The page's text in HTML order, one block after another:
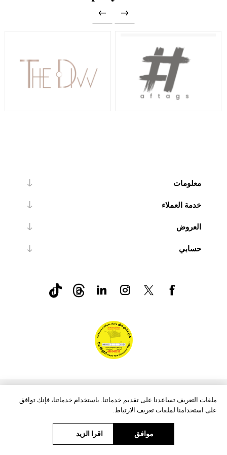
معلومات
خدمة العملاء
العروض
حسابي
Powered by
nopCommerce
حقوق الطبع والنشر © 2026 Aftags. جميع الحقوق محفوظة.
ملفات التعريف تساعدنا على تقديم خدماتنا. باستخدام خدماتنا، فإنك توافق
على استخدامنا لملفات تعريف الارتباط.
موافق اقرا الزيد